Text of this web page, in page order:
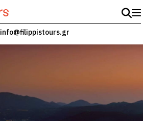
info@filippistours.gr